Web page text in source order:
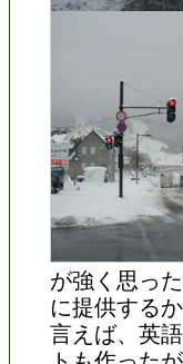
が強く思っ
に提供する
言えば、英